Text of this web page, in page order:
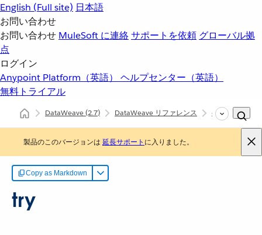
English (Full site) 日本語
お問い合わせ
お問い合わせ MuleSoft に連絡サポートを依頼 グローバル拠
点
ログイン
Anypoint Platform（英語） ヘルプセンター（英語）
無料トライアル
DataWeave(2.7) DataWeave リファレンス dw::Runtime
製品のこのバージョンは 延長サポート に入りました。
Copy as Markdown
try